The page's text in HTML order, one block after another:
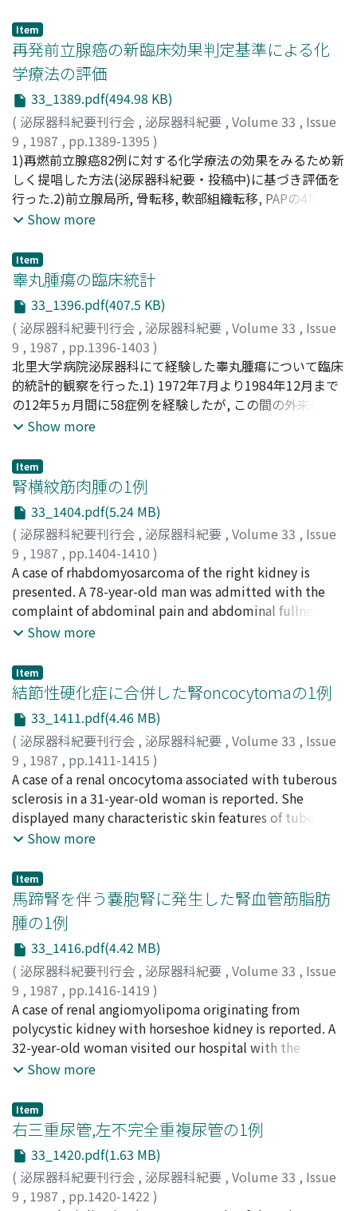
dysfunction. Mild side effects, none of them serious,
were reported in 9 of the total 35 cases (26%). They
generally consisted of dizziness, nasal obstruction and
headache. Comprehensive improvement, i.e.,
improvement of both subjective symptoms and
objective parameters, occurred in 11 of the 17 cases
(64.7%) of prostatic obstruction and 6 of the 18 cases
(33.3%) of neurogenic bladder dysfunction.
り排尿困難が増強する傾向が弱いながらも認められた.膀
胱頸部の開大と排尿困難の間には, より強い関連が認めら
れた.4) A.非突出・開大群, B.突出・開大群, C.非突出・非
開大群, D.突出・非開大群の4群に分けるとこの順に排尿状
態が悪くなるような印象を受けた
Item
再発前立腺癌の新臨床効果判定基準による化
学療法の評価
33_1389.pdf(494.98 KB)
( 泌尿器科紀要刊行会 , 泌尿器科紀要 , Volume 33 , Issue
9 , 1987 , pp.1389-1395 )
井坂, 茂夫;布施, 秀樹;赤座, 英之;森山, 信男;宇佐美, 道之;
古武, 敏彦 ;松村, 陽右;今井, 強一 ; 山中, 英寿;松本, 恵一;
島崎, 淳;ISAKA, Shigeo;FUSE, Hideki;AKAZA, Hideyuki
MORIYAMA, Nobuo
YAMANAKA, Hidetoshi
SHIMAZAKI, Jun
1)再燃前立腺癌82例に対する化学療法の効果をみるため新
しく提唱した方法(泌尿器科紀要・投稿中)に基づき評価を
行った.2)前立腺局所, 骨転移, 軟部組織転移, PAPの4項目
を個別に評価し, それを合算して総合評価を行ったところ,
な生存期間の延長をみた.3)前立腺局所と骨転移は測定方
法が鋭敏なものでないため, 総合評価との一致率が低かっ
た.4)軟部組織とPAPは治療効果を鋭敏に反映した.特にPAP
は異常値からの正常化が生存期間を延長する要因として認
められた.5)化学療法により自覚症状が改善されることが
多いが, 他覚的所見の総合評価とはかならずしも一致しな
いことが多かった.6)治療効果に影響を及ぼすものとして,
既治療の内容, performance state, 年齢, 病変数, stageが
あったが, 初回治療時の組織学的分化度は関係がなかっ
た.7)新しく提唱された評価方法の妥当性が認められた
Show more
Item
睾丸腫瘍の臨床統計
33_1396.pdf(407.5 KB)
( 泌尿器科紀要刊行会 , 泌尿器科紀要 , Volume 33 , Issue
9 , 1987 , pp.1396-1403 )
吉田, 一成;川上, 達央;野村, 一雄;西村, 清志;呉, 幹純;高
木, 裕;入江, 啓;村山, 雅一;岩村, 正嗣; 泉, 博一;小田島, 邦
男;内田, 豊昭;石橋, 晃;小柴, 健;YOSHIDA, Kazunari
KAWAKAMI, Tatsuo
MURAYAMA, Masakazu
Hirokazu;ODAJIMA, Kunio
ISHIBASHI, Akira ; KOSHIBA, Ken
北里大学病院泌尿器科にて経験した睾丸腫瘍について臨床
的統計的観察を行った.1) 1972年7月より1984年12月まで
の12年5ヵ月間に58症例を経験したが, この間の外来患者
は44, 698人であり睾丸腫瘍患者は0.13%を占めた.2)年齢
齢としては0～5歳と26～30歳の二峰性分布が認められ
た.3)主訴としては, 無痛性睾丸腫大が54例(93.1%)と大半
を占めていた.4)患側は右28例(48.3%), 左が29例(50%), 両
側性が1例(1.7%)であった.5)組織分類別ではセミノーマが
30例(51.7%), 胎児性癌8例(13.8%), 奇形腫2例(3.5%), 複
合型が18例(31.0%)であった.6)治療法としては, セミノー
マに対してはそのほとんどに高位除睾術と放射線療法を施
行した.非セミノーマに対しては, 高位除睾術と化学療法を
組み合わせて施行したものが多数を占めた.7) Kaplan-
Meier法による5年生存率は, stage 1.2のセミノーマは
Show more
Item
腎横紋筋肉腫の1例
33_1404.pdf(5.24 MB)
( 泌尿器科紀要刊行会 , 泌尿器科紀要 , Volume 33 , Issue
9 , 1987 , pp.1404-1410 )
日裏, 勝;林, 正;瀧, 洋二;猪飼, 恭子;龍治, 修;桐山, 啻夫
HIURA, Masaru;HAYASHI, Tadashi;TAKI, Yoji ;IKAI,
Kyoko;RYOJI, Osamu;KIRIYAMA, Tadao
A case of rhabdomyosarcoma of the right kidney is
presented. A 78-year-old man was admitted with the
complaint of abdominal pain and abdominal fullness on
March 15, 1985. Radiological examination showed a
and right hemicolectomy were performed. Histological
findings were embryonal rhabdomyosarcoma of the
kidney. Residual tumor in the duodenal area recurred
and he died of peri-duodenal abscess 2 months after
admission. This case is the 17th case of
rhabdomyosarcoma of the kidney in Japan. The
literature is reviewed and discussed.
Show more
Item
結節性硬化症に合併した腎oncocytomaの1例
33_1411.pdf(4.46 MB)
( 泌尿器科紀要刊行会 , 泌尿器科紀要 , Volume 33 , Issue
9 , 1987 , pp.1411-1415 )
菅尾, 英木; 滝内, 秀和;高寺, 博史;横川, 潔 ;櫻井, 勗;小林,
晏;SUGAO, Hideki;TAKIUCHI, Hidekazu;TAKATERA,
Hiroshi;YOKOKAWA, Kiyoshi;SAKURAI, Tsutomu;
KOBAYASHI, Yasushi
A case of a renal oncocytoma associated with tuberous
sclerosis in a 31-year-old woman is reported. She
displayed many characteristic skin features of tuberous
sclerosis but no central nervous symptoms. Although
she had no complaints related to the kidney. A left renal
tumor was discovered incidentally during preoperative
examination for gynecologic disease and left
nephrectomy was performed. Histologically, the tumor
was shown to be a typical renal oncocytoma. This is
supposed to be the first case of renal oncocytoma
associated with tuberous sclerosis in Japan.
Show more
Item
馬蹄腎を伴う嚢胞腎に発生した腎血管筋脂肪
腫の1例
33_1416.pdf(4.42 MB)
( 泌尿器科紀要刊行会 , 泌尿器科紀要 , Volume 33 , Issue
9 , 1987 , pp.1416-1419 )
京, 昌弘;幸田, 憲明;藤本, 宜正;永野, 俊介;KYO, Masahiro
KOHDA, Noriaki;FUJIMOTO, Nobumasa; NAGANO,
Shunsuke
A case of renal angiomyolipoma originating from
polycystic kidney with horseshoe kidney is reported. A
32-year-old woman visited our hospital with the
complaint of proteinuria. with computerized
was diagnosed as having renal angiomyolipoma with
tuberous sclerosis. The tumor originated from a
polycystic horseshoe kidney. Three weeks later, she
complained of right flank pain and was diagnosed with
spontaneous rupture of the angiomyolipoma. Right
heminephrectomy was performed and histological
Show more
Item
右三重尿管,左不完全重複尿管の1例
33_1420.pdf(1.63 MB)
( 泌尿器科紀要刊行会 , 泌尿器科紀要 , Volume 33 , Issue
9 , 1987 , pp.1420-1422 )